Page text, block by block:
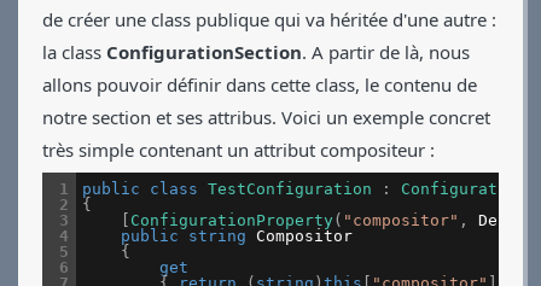
de créer une class publique qui va héritée d'une autre :
la class ConfigurationSection. A partir de là, nous
allons pouvoir définir dans cette class, le contenu de
notre section et ses attribus. Voici un exemple concret
très simple contenant un attribut compositeur :
1
2
3
4
5
6
public class TestConfiguration :
{
ConfigurationProperty ( "compositor" ,
public
string Compositor
{
get